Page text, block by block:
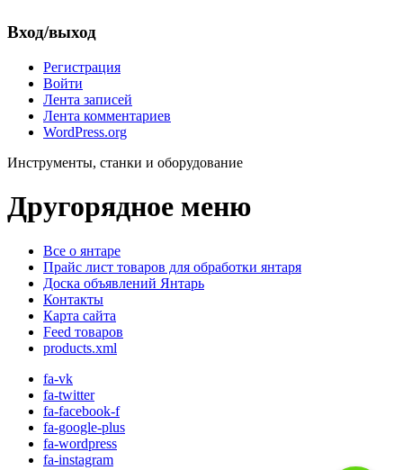
Вход/выход
Регистрация
Войти
Лента записей
Лента комментариев
WordPress.org
Инструменты, станки и оборудование
Другорядное меню
Все о янтаре
Прайс лист товаров для обработки янтаря
Доска объявлений Янтарь
Контакты
Карта сайта
Feed товаров
products.xml
fa-vk
fa-twitter
fa-facebook-f
fa-google-plus
fa-wordpress
fa-instagram